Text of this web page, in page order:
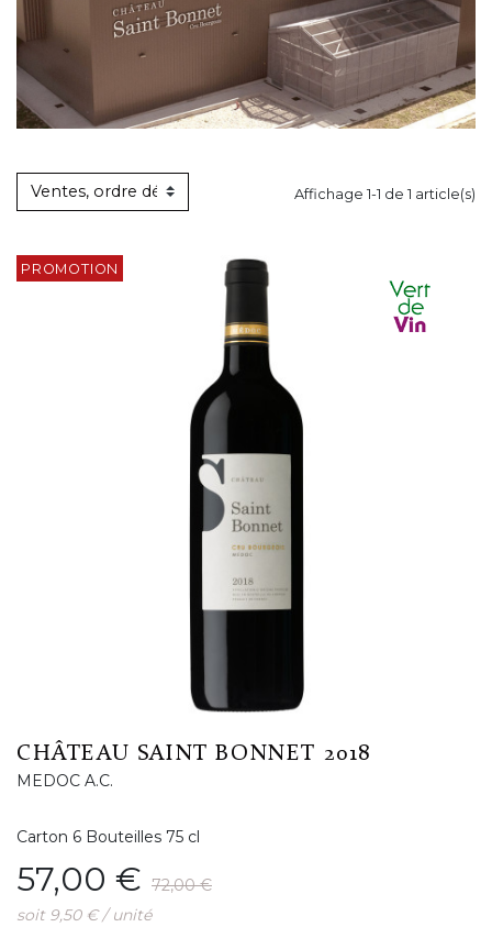
Affichage 1-1 de 1 article(s)
CHÂTEAU SAINT BONNET 2018
MEDOC A.C.
Carton 6 Bouteilles 75 cl
Prix
57,00 € 72,00 €
soit 9,50 € / unité
PROMOTION